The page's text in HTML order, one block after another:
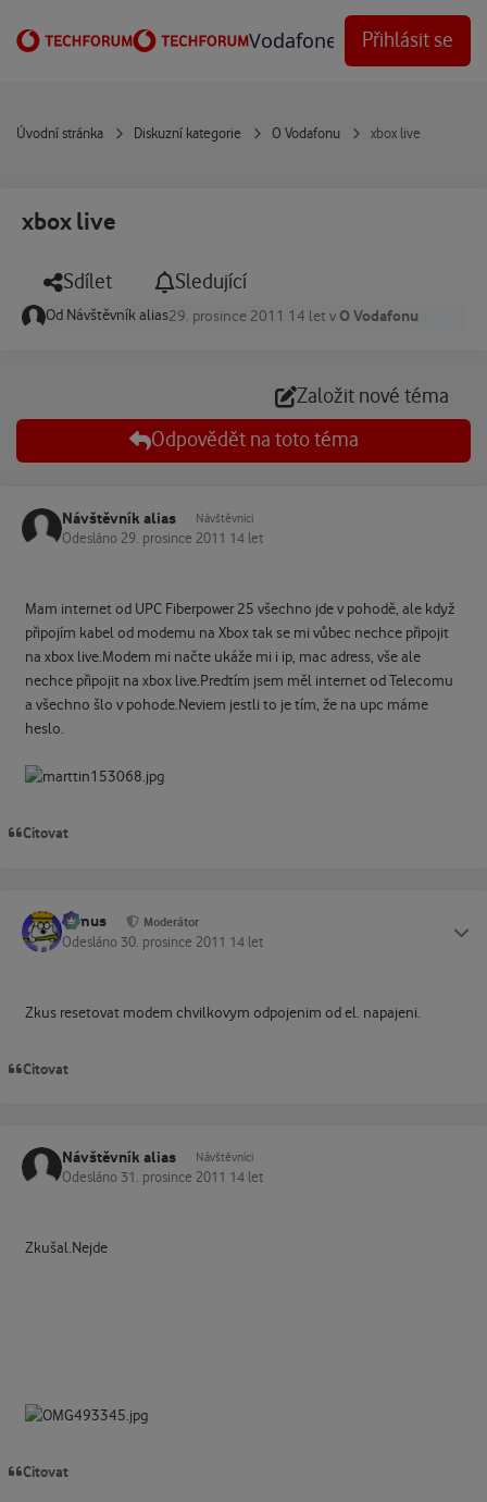
Vodafone Techforum
Přihlásit se
Úvodní stránka Diskuzní kategorie O Vodafonu xbox live
xbox live
Sdílet Sledující
Od Návštěvník alias29. prosince 2011 14 let v O Vodafonu
Založit nové téma
Odpovědět na toto téma
Návštěvník alias Návštěvníci
Odesláno 29. prosince 2011 14 let
Mam internet od UPC Fiberpower 25 všechno jde v pohodě, ale když
připojím kabel od modemu na Xbox tak se mi vůbec nechce připojit
na xbox live.Modem mi načte ukáže mi i ip, mac adress, vše ale
nechce připojit na xbox live.Predtím jsem měl internet od Telecomu
a všechno šlo v pohode.Neviem jestli to je tím, že na upc máme
heslo.
Citovat
tomus Moderátor
Odesláno 30. prosince 2011 14 let
Zkus resetovat modem chvilkovym odpojenim od el. napajeni.
Citovat
Návštěvník alias Návštěvníci
Odesláno 31. prosince 2011 14 let
Zkušal.Nejde
Citovat